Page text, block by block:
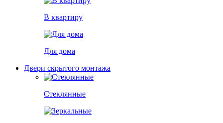
В квартиру
Для дома
Двери скрытого монтажа
Стеклянные